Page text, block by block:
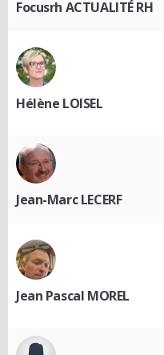
Focusrh ACTUALITÉ RH
Hélène LOISEL
Jean-Marc LECERF
Jean Pascal MOREL